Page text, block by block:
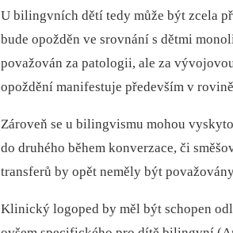
U bilingvních dětí tedy může být zcela
bude opožděn ve srovnání s dětmi
považován za patologii, ale za
opoždění manifestuje především v
Zároveň se u bilingvismu mohou
do druhého během konverzace, či
transferů by opět neměly být
Klinický logoped by měl být schopen